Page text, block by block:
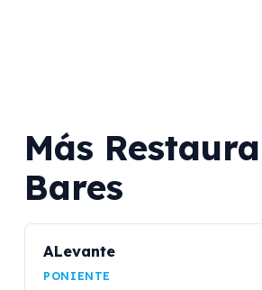
Más
Bares
ALevante
PONIENTE